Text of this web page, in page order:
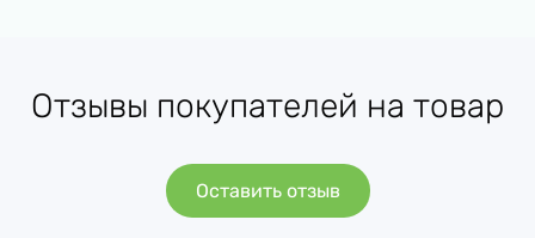
Производитель
Co. Ltd.
Отзывы покупателей на товар
Оставить отзыв